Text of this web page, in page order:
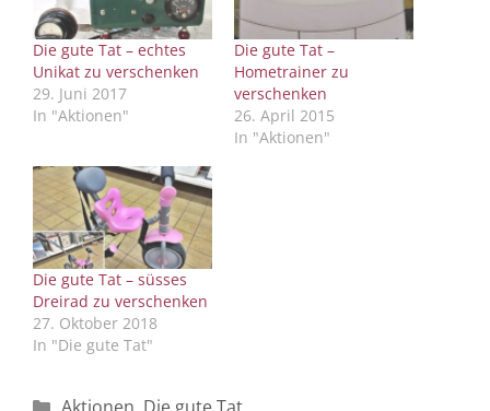
Die gute Tat – echtes
Unikat zu verschenken
29. Juni 2017
In "Aktionen"
Die gute Tat –
Hometrainer zu
verschenken
26. April 2015
In "Aktionen"
Die gute Tat – süsses
Dreirad zu verschenken
27. Oktober 2018
In "Die gute Tat"
Kategorien